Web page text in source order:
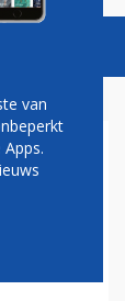
van